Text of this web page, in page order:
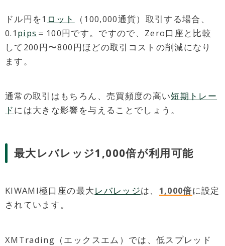
ドル円を1 ロット
（100,000通貨）取引する場合、
0.1 pips ＝100円です。ですので、Zero口座と比較
して200円〜800円ほどの取引コストの削減になり
ます。
通常の取引はもちろん、売買頻度の高い短期トレー
ドには大きな影響を与えることでしょう。
最大レバレッジ1,000倍が利用可能
KIWAMI極口座の最大レバレッジは、 1,000倍に設定
されています。
XMTrading（エックスエム）では、低スプレッド